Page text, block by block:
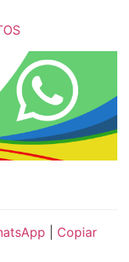
Copiar